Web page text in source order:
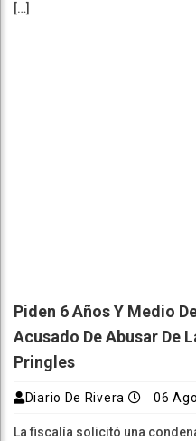
[…]
Piden 6 Años Y Medio
Acusado De Abusar De
Pringles
Diario De Rivera 06
La fiscalía solicitó una